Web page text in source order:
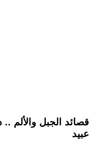
قصائد الجبل والألم ..
عبيد